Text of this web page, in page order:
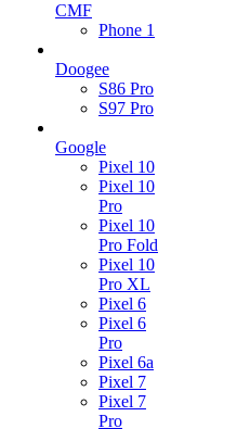
CMF
Phone 1
Doogee
S86 Pro
S97 Pro
Google
Pixel 10
Pixel 10
Pro
Pixel 10
Pro Fold
Pixel 10
Pro XL
Pixel 6
Pixel 6
Pro
Pixel 6a
Pixel 7
Pixel 7
Pro